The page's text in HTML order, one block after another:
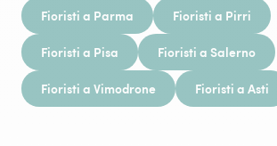
Fioristi a Parma Fioristi a Pirri
Fioristi a Pisa Fioristi a Salerno
Fioristi a Vimodrone Fioristi a Asti